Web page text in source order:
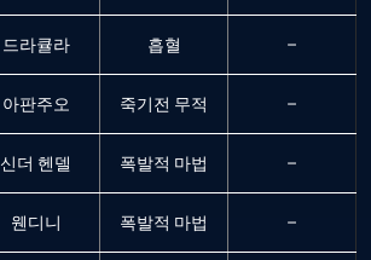
드라큘라 흡혈 –
아판주오 죽기전 무적 –
신더 헨델 폭발적 마법 –
웬디니 폭발적 마법 –